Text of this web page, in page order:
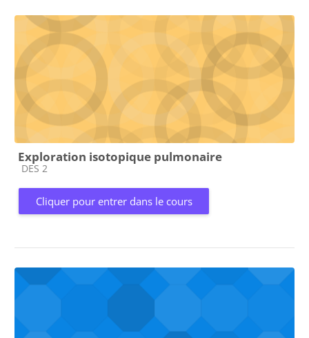
Exploration isotopique pulmonaire
Catégorie de cours
DES 2
Cliquer pour entrer dans le cours